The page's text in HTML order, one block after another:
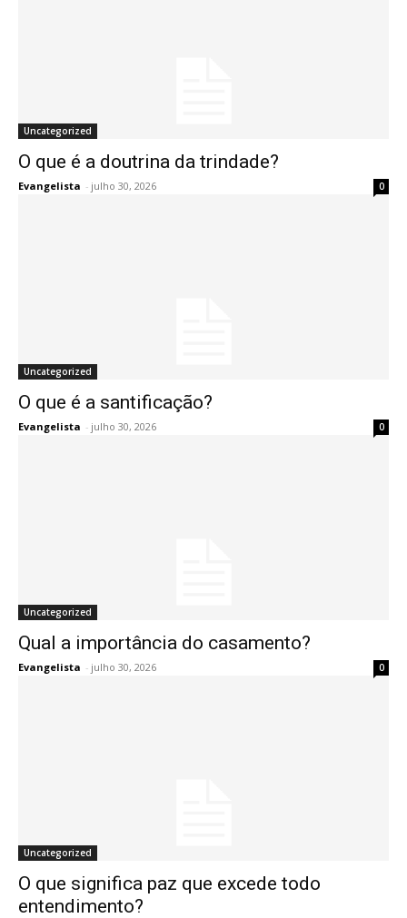
Uncategorized
O que é a doutrina da trindade?
Evangelista - julho 30, 2026 0
Uncategorized
O que é a santificação?
Evangelista - julho 30, 2026 0
Uncategorized
Qual a importância do casamento?
Evangelista - julho 30, 2026 0
Uncategorized
O que significa paz que excede todo
entendimento?